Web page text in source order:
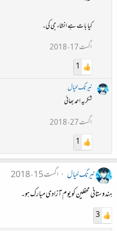
کیا بات ہے انشاء جی کی۔
اگست 17، 2018
1
نیرنگ خیال
شکریہ احمد بھائی
اگست 27، 2018
1
نیرنگ خیال
اگست 15، 2018
ہندوستانی محفلین کو یوم آزادی مبارک ہو۔
3